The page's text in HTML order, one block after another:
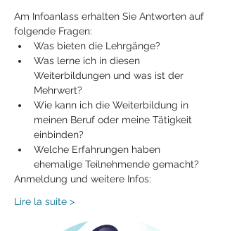
Am Infoanlass erhalten Sie Antworten auf
folgende Fragen:
Was bieten die Lehrgänge?
Was lerne ich in diesen
Weiterbildungen und was ist der
Mehrwert?
Wie kann ich die Weiterbildung in
meinen Beruf oder meine Tätigkeit
einbinden?
Welche Erfahrungen haben
ehemalige Teilnehmende gemacht?
Anmeldung und weitere Infos:
Lire la suite >